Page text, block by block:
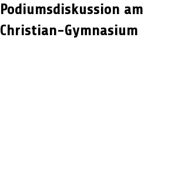
Podiumsdiskussion am
Christian-Gymnasium